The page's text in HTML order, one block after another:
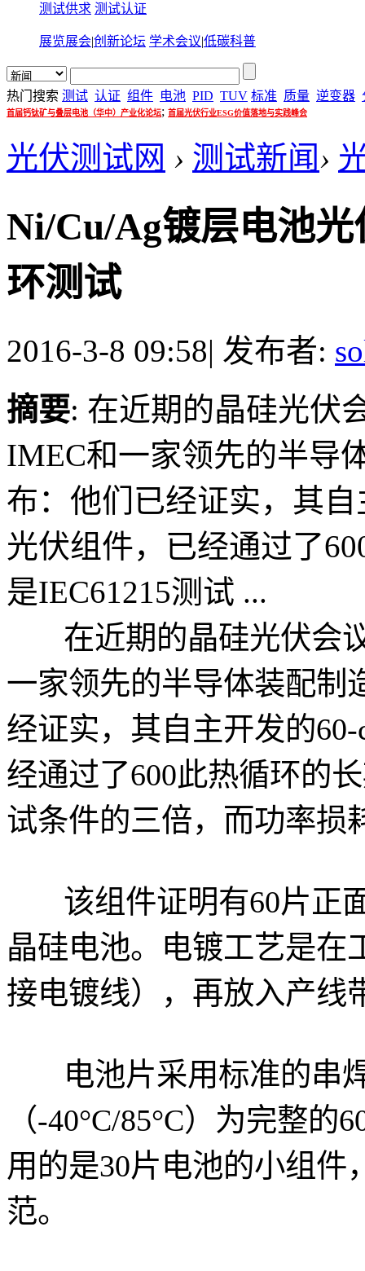
测试供求 测试认证
展览展会|创新论坛 学术会议|低碳科普
热门搜索 测试 认证 组件 电池 PID TUV 标准 质量 逆变器
首届钙钛矿与叠层电池（华中）产业化论坛; 首届光伏行业ESG价值落地与实践峰会
光伏测试网 › 测试新闻›
Ni/Cu/Ag镀层电池
环测试
2016-3-8 09:58| 发布者:
摘要: 在近期的晶硅光伏
IMEC和一家领先的半导
布：他们已经证实，其
光伏组件，已经通过了
是IEC61215测试 ...
在近期的晶硅光伏会议
一家领先的半导体装配制
经证实，其自主开发的
经通过了600此热循环的
试条件的三倍，而功率损
该组件证明有60片正
晶硅电池。电镀工艺是在
接电镀线），再放入产线
电池片采用标准的串
（-40°C/85°C）为完整
用的是30片电池的小组件
范。